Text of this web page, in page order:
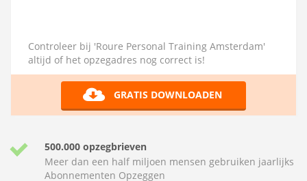
Controleer bij 'Roure Personal Training Amsterdam'
altijd of het opzegadres nog correct is!
GRATIS DOWNLOADEN
500.000 opzegbrieven
Meer dan een half miljoen mensen gebruiken jaarlijks
Abonnementen Opzeggen